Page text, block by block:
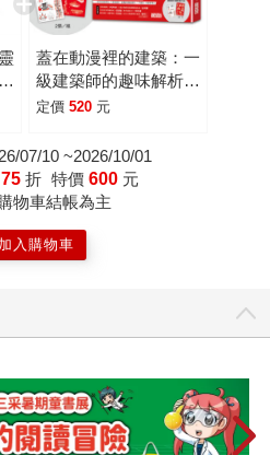
.瘦.美KIMIKO`S明星指定美型
時尚咖必讀。《創意市集101》
，「三采插畫市集2012年台北
》跨進人文書領域，跌破業界
一本暢銷書《寂寞收據》始於
人料到「手帳活用術」需求之
黑道商學院》《月薪兩萬二也
八小時》《靈界的譯者》《身
國、高中女生熱愛的「癮閱
八夫臨門》系列，成功條件來
不時附贈小禮物帶來意外的驚
agnes b合作的《COOKBOOK
蓋在動漫裡的建築：一
級建築師的趣味解析
（附【台灣限定】建築
定價 520 元
07/10 ~2026/10/01
75 折 特價 600 元
物車結帳為主
加入購物車